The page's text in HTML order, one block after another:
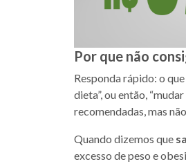
Por que não
Responda rápido: o
dieta”, ou então,
recomendadas, mas
Quando dizemos que
excesso de peso e